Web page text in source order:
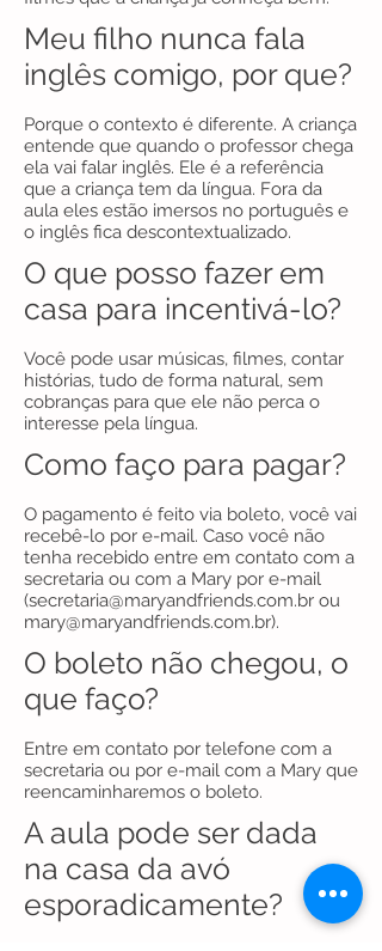
Meu filho nunca fala
inglês comigo, por que?
Porque o contexto é diferente. A criança
entende que quando o professor chega
ela vai falar inglês. Ele é a referência
que a criança tem da língua. Fora da
aula eles estão imersos no português e
o inglês fica descontextualizado.
O que posso fazer em
casa para incentivá-lo?
Você pode usar músicas, filmes, contar
histórias, tudo de forma natural, sem
cobranças para que ele não perca o
interesse pela língua.
Como faço para pagar?
O pagamento é feito via boleto, você vai
recebê-lo por e-mail. Caso você não
tenha recebido entre em contato com a
secretaria ou com a Mary por e-mail
(secretaria@maryandfriends.com.br ou
mary@maryandfriends.com.br).
O boleto não chegou, o
que faço?
Entre em contato por telefone com a
secretaria ou por e-mail com a Mary que
reencaminharemos o boleto.
A aula pode ser dada
na casa da avó
esporadicamente?